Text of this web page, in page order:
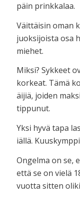
päin prinkkalaa.
Väittäisin oman
juoksijoista osa
miehet.
Miksi? Sykkeet
korkeat. Tämä
äijiä, joiden
tippunut.
Yksi hyvä tapa
iällä.
Ongelma on se,
että se on vielä
vuotta sitten